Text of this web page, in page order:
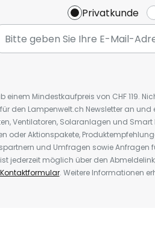
Privatkunde
einem Mindestkaufpreis von CHF 119.
den Lampenwelt.ch Newsletter an
Ventilatoren, Solaranlagen und
oder Aktionspakete,
und Umfragen sowie Anfragen
jederzeit möglich über den
Kontaktformular. Weitere Informationen